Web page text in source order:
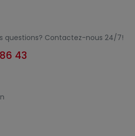
questions? Contactez-nous 24/7!
43